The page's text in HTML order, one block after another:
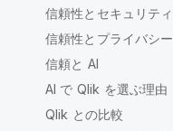
信頼性とセキュリティ
信頼性とプライバシー
信頼と AI
AI で Qlik を選ぶ理由
Qlik との比較